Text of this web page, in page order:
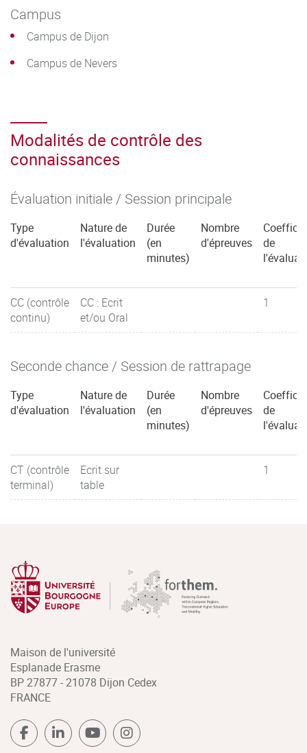
Campus
Campus de Dijon
Campus de Nevers
Modalités de contrôle des
connaissances
Évaluation initiale / Session principale
Type
d'évaluation
Nature de
l'évaluation
Durée
(en
minutes)
Nombre
d'épreuves
de
CC (contrôle
continu)
CC : Ecrit
et/ou Oral
1
Seconde chance / Session de rattrapage
Type
d'évaluation
Nature de
l'évaluation
Durée
(en
minutes)
Nombre
d'épreuves
de
CT (contrôle
terminal)
Ecrit sur
table
1
Maison de l'université
Esplanade Erasme
BP 27877 - 21078 Dijon Cedex
FRANCE